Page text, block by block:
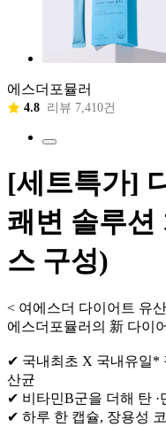
에스더포뮬러
4.8 리뷰 7,410건
[세트특가]
쾌변 솔루션
스 구성)
< 여에스더 다이어트 유
에스더포뮬러의 新 다이
✔ 국내최초 X 국내유일*
산균
✔ 비타민B군을 더해 탄 ·
✔ 하루 한 캡슐, 장용성